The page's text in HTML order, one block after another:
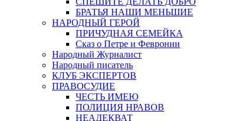
БРАТЬЯ НАШИ МЕНЬШИЕ
НАРОДНЫЙ ГЕРОЙ
ПРИЧУДНАЯ СЕМЕЙКА
Сказ о Петре и Февронии
Народный Журналист
Народный писатель
КЛУБ ЭКСПЕРТОВ
ПРАВОСУДИЕ
ЧЕСТЬ ИМЕЮ
ПОЛИЦИЯ НРАВОВ
НЕАДЕКВАТ